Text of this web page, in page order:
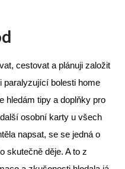
cestovat a plánuji založit
paralyzující bolesti home
hledám tipy a doplňky pro
osobní karty u všech
napsat, se se jedná o
skutečně děje. A to z